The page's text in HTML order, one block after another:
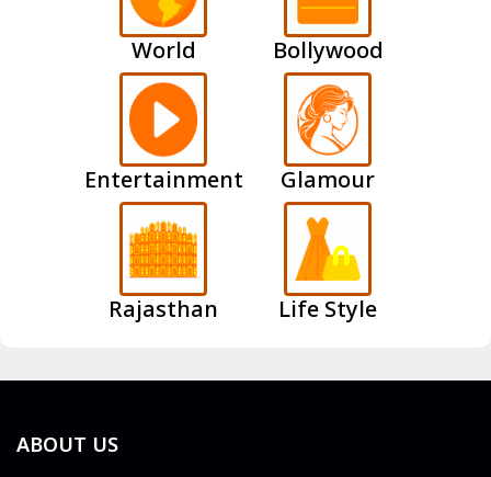
World Bollywood
Entertainment Glamour
Rajasthan Life Style
ABOUT US